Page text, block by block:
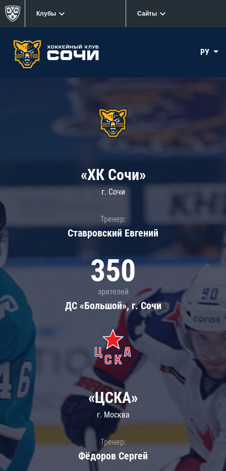
Клубы Сайты
РУ
«ХК Сочи»
г. Сочи
Тренер:
Ставровский Евгений
350
зрителей
ДС «Большой», г. Сочи
«ЦСКА»
г. Москва
Тренер:
Фёдоров Сергей